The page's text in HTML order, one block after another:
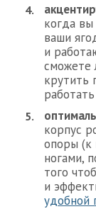
когда
ваши
и
сможете
крутить
корпус
опоры (к
ногами,
того
и
удобной